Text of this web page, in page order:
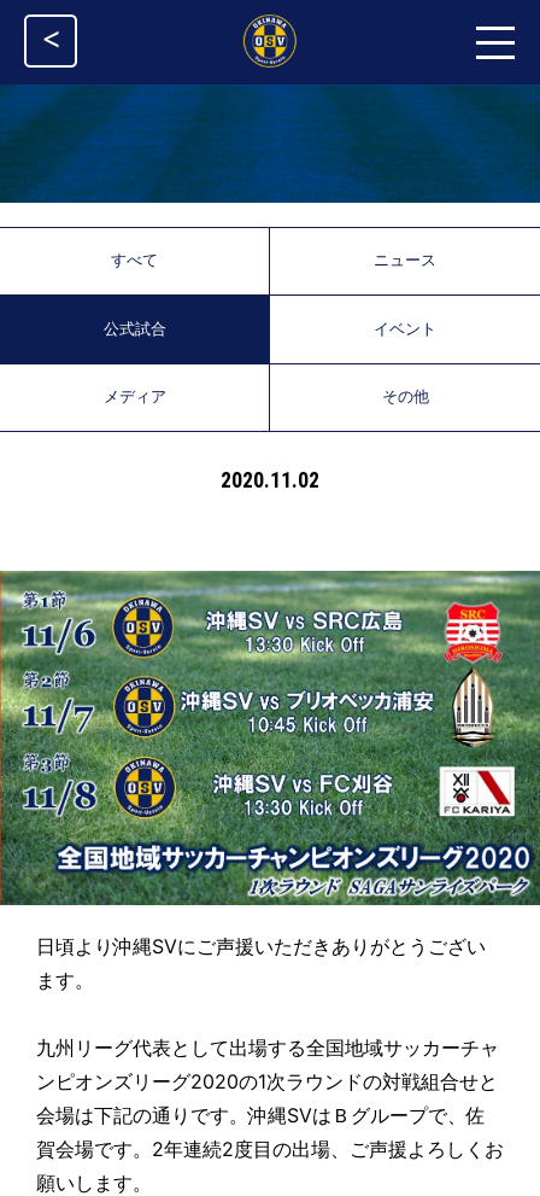
<
すべて ニュース
公式試合 イベント
メディア その他
2020.11.02
日頃より沖縄SVにご声援いただきありがとうござい
ます。
九州リーグ代表として出場する全国地域サッカーチャ
ンピオンズリーグ2020の1次ラウンドの対戦組合せと
会場は下記の通りです。沖縄SVはＢグループで、佐
賀会場です。2年連続2度目の出場、ご声援よろしくお
願いします。